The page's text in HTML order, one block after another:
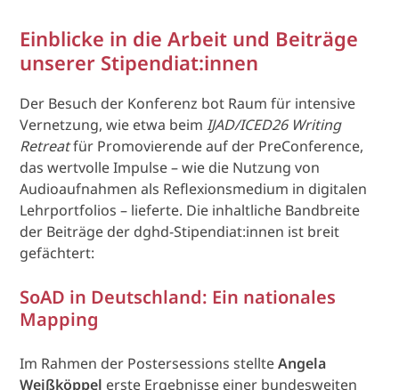
Einblicke in die Arbeit und Beiträge
unserer Stipendiat:innen
Der Besuch der Konferenz bot Raum für intensive
Vernetzung, wie etwa beimIJAD/ICED26 Writing
Retreatfür Promovierende auf der PreConference,
das wertvolle Impulse – wie die Nutzung von
Audioaufnahmen als Reflexionsmedium in digitalen
Lehrportfolios – lieferte. Die inhaltliche Bandbreite
der Beiträge der dghd-Stipendiat:innen ist breit
gefächtert:
SoAD in Deutschland: Ein nationales
Mapping
Im Rahmen der Postersessions stellteAngela
Weißköppel erste Ergebnisse einer bundesweiten